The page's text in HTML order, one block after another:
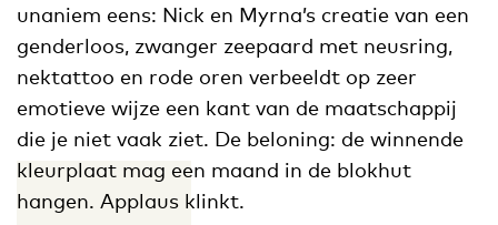
unaniem eens: Nick en Myrna’s creatie van een
genderloos, zwanger zeepaard met neusring,
nektattoo en rode oren verbeeldt op zeer
emotieve wijze een kant van de maatschappij
die je niet vaak ziet. De beloning: de winnende
kleurplaat mag een maand in de blokhut
hangen. Applaus klinkt.